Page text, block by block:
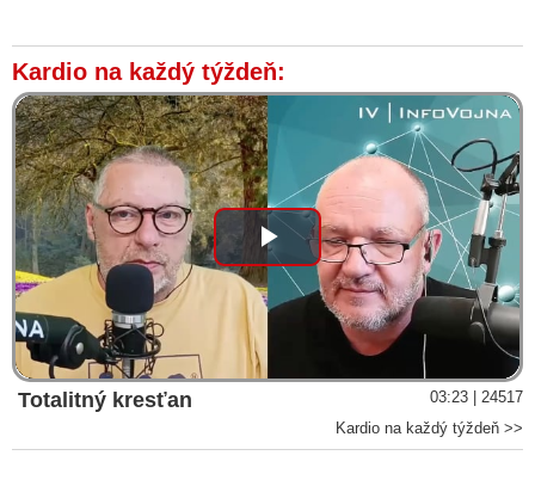
Kardio na každý týždeň:
Play
Video
Totalitný kresťan
03:23 | 24517
Kardio na každý týždeň >>